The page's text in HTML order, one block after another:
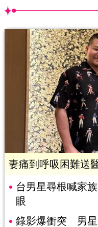
妻痛到呼吸困難送
台男星尋根喊家
眼
錄影爆衝突 男星